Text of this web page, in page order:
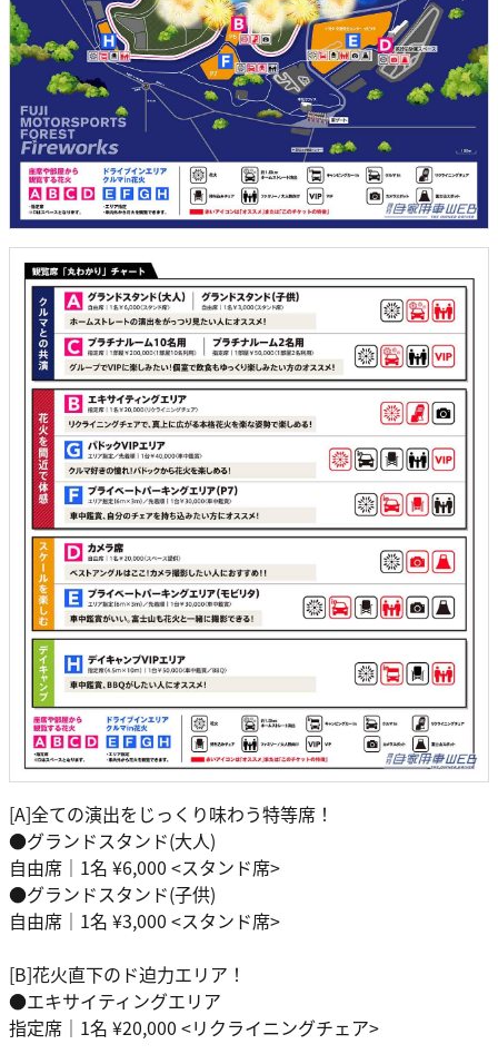
[A]全ての演出をじっくり味わう特等席！
●グランドスタンド(大人)
自由席｜1名 ¥6,000 <スタンド席>
●グランドスタンド(子供)
自由席｜1名 ¥3,000 <スタンド席>
[B]花火直下のド迫力エリア！
●エキサイティングエリア
指定席｜1名 ¥20,000 <リクライニングチェア>